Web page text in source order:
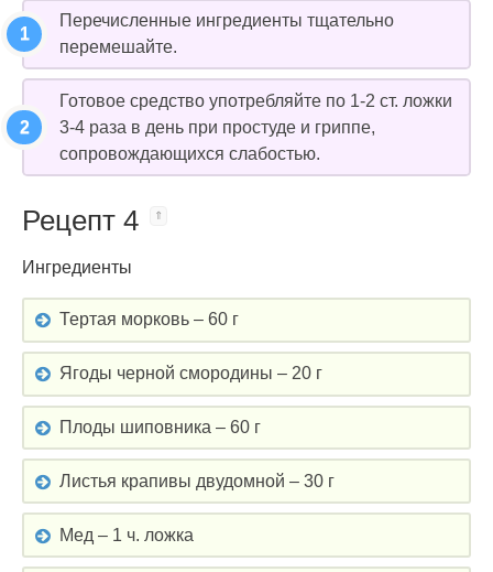
Перечисленные ингредиенты тщательно
перемешайте.
Готовое средство употребляйте по 1-2 ст. ложки
3-4 раза в день при простуде и гриппе,
сопровождающихся слабостью.
Рецепт 4
Ингредиенты
Тертая морковь – 60 г
Ягоды черной смородины – 20 г
Плоды шиповника – 60 г
Листья крапивы двудомной – 30 г
Мед – 1 ч. ложка